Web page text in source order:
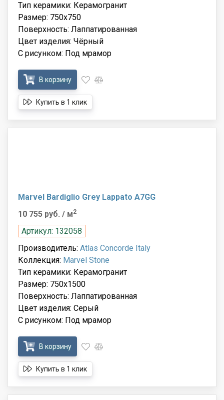
Тип керамики: Керамогранит
Размер: 750x750
Поверхность: Лаппатированная
Цвет изделия: Чёрный
С рисунком: Под мрамор
В корзину
Купить в 1 клик
Marvel Bardiglio Grey Lappato A7GG
10 755 руб. / м2
Артикул: 132058
Производитель: Atlas Concorde Italy
Коллекция: Marvel Stone
Тип керамики: Керамогранит
Размер: 750x1500
Поверхность: Лаппатированная
Цвет изделия: Серый
С рисунком: Под мрамор
В корзину
Купить в 1 клик